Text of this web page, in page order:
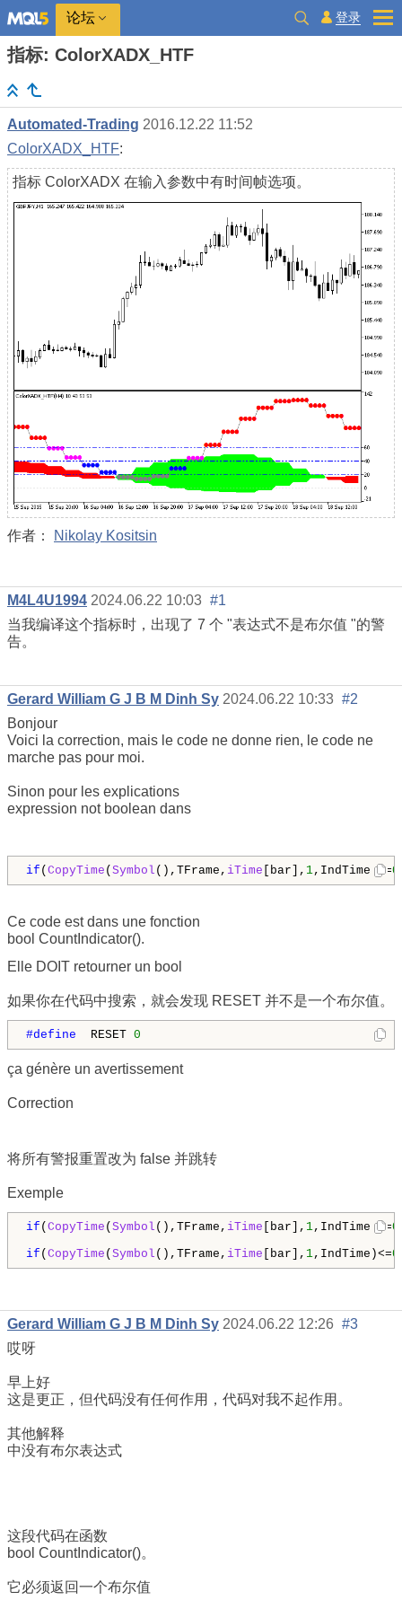
论坛 登录
指标: ColorXADX_HTF
Automated-Trading 2016.12.22 11:52
ColorXADX_HTF:
指标 ColorXADX 在输入参数中有时间帧选项。
作者： Nikolay Kositsin
M4L4U1994 2024.06.22 10:03 #1
当我编译这个指标时，出现了 7 个 "表达式不是布尔值 "的警
告。
Gerard William G J B M Dinh Sy 2024.06.22 10:33 #2
Bonjour
Voici la correction, mais le code ne donne rien, le code ne
marche pas pour moi.
Sinon pour les explications
expression not boolean dans
if (CopyTime (Symbol (),TFrame, iTime [bar], 1,IndTime)<=0
Ce code est dans une fonction
bool CountIndicator().
Elle DOIT retourner un bool
如果你在代码中搜索，就会发现 RESET 并不是一个布尔值。
#define RESET 0
ça génère un avertissement
Correction
将所有警报重置改为 false 并跳转
Exemple
if (CopyTime (Symbol (),TFrame, iTime [bar], 1,IndTime)<=0
if (CopyTime (Symbol (),TFrame, iTime [bar], 1,IndTime)<=0
Gerard William G J B M Dinh Sy 2024.06.22 12:26 #3
哎呀
早上好
这是更正，但代码没有任何作用，代码对我不起作用。
其他解释
中没有布尔表达式
这段代码在函数
bool CountIndicator()。
它必须返回一个布尔值